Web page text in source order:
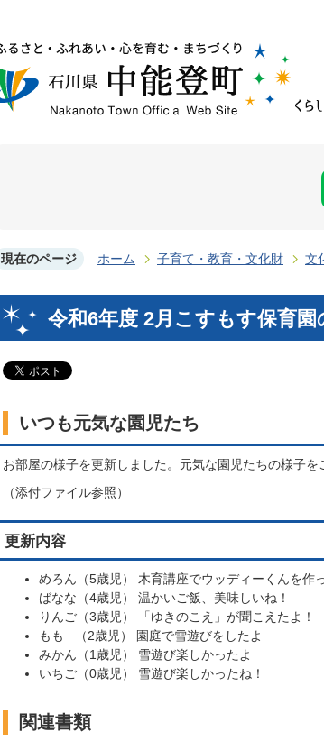
現在のページ ホーム 子育て・教育・文化財 文
令和6年度 2月こすもす保育
いつも元気な園児たち
お部屋の様子を更新しました。元気な園児たちの様子を
（添付ファイル参照）
更新内容
めろん（5歳児） 木育講座でウッディーくんを作
ばなな（4歳児） 温かいご飯、美味しいね！
りんご（3歳児） 「ゆきのこえ」が聞こえたよ！
もも （2歳児） 園庭で雪遊びをしたよ
みかん（1歳児） 雪遊び楽しかったよ
いちご（0歳児） 雪遊び楽しかったね！
関連書類